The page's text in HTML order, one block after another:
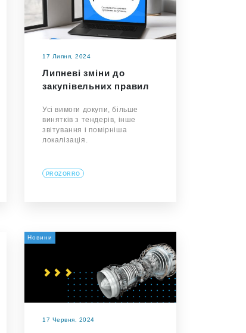
17 Липня, 2024
Липневі зміни до
закупівельних правил
Усі вимоги докупи, більше
винятків з тендерів, інше
звітування і помірніша
локалізація.
PROZORRO
Новини
17 Червня, 2024